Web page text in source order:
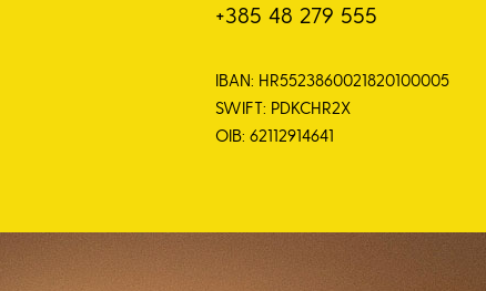
+385 48 279 555
IBAN: HR5523860021820100005
SWIFT: PDKCHR2X
OIB: 62112914641